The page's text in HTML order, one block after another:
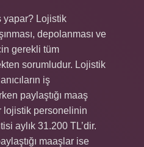
yapar? Lojistik
depolanması ve
gerekli tüm
sorumludur. Lojistik
iş
paylaştığı maaş
lojistik personelinin
aylık 31.200 TL’dir.
maaşlar ise